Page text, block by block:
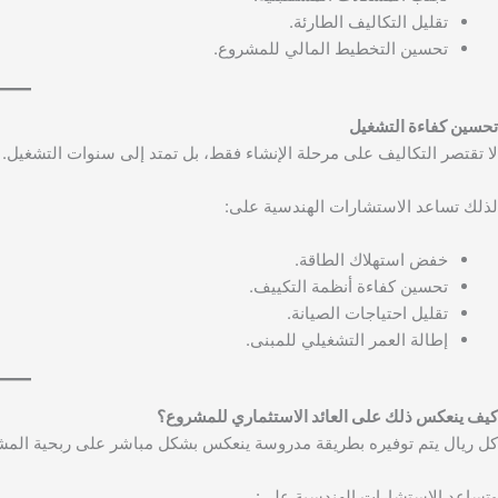
تقليل التكاليف الطارئة.
تحسين التخطيط المالي للمشروع.
تحسين كفاءة التشغيل
لا تقتصر التكاليف على مرحلة الإنشاء فقط، بل تمتد إلى سنوات التشغيل.
لذلك تساعد الاستشارات الهندسية على:
خفض استهلاك الطاقة.
تحسين كفاءة أنظمة التكييف.
تقليل احتياجات الصيانة.
إطالة العمر التشغيلي للمبنى.
كيف ينعكس ذلك على العائد الاستثماري للمشروع؟
كل ريال يتم توفيره بطريقة مدروسة ينعكس بشكل مباشر على ربحية